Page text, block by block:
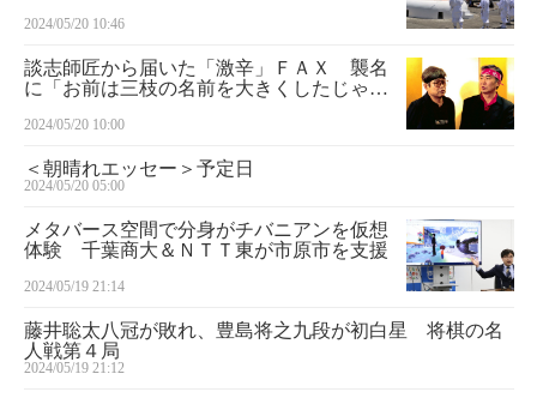
2024/05/20 10:46
談志師匠から届いた「激辛」ＦＡＸ 襲名
に「お前は三枝の名前を大きくしたじゃな
９＞
2024/05/20 10:00
＜朝晴れエッセー＞予定日
2024/05/20 05:00
メタバース空間で分身がチバニアンを仮想
体験 千葉商大＆ＮＴＴ東が市原市を支援
2024/05/19 21:14
藤井聡太八冠が敗れ、豊島将之九段が初白星 将棋の名
人戦第４局
2024/05/19 21:12